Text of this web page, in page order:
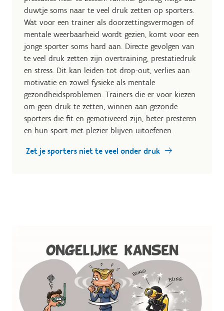
duwtje soms naar te veel druk zetten op sporters.
Wat voor een trainer als doorzettingsvermogen of
mentale weerbaarheid wordt gezien, komt voor een
jonge sporter soms hard aan. Directe gevolgen van
te veel druk zetten zijn overtraining, prestatiedruk
en stress. Dit kan leiden tot drop-out, verlies aan
motivatie en zowel fysieke als mentale
gezondheidsproblemen. Trainers die er voor kiezen
om geen druk te zetten, winnen aan gezonde
sporters die fit en gemotiveerd zijn, beter presteren
en hun sport met plezier blijven uitoefenen.
Zet je sporters niet te veel onder druk